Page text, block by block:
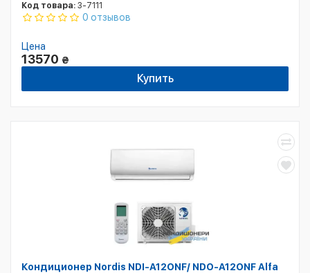
Код товара: 3-7111
0 отзывов
Цена
13570 ₴
Купить
Кондиционер Nordis NDI-А12ONF/ NDO-А12ONF Alfa